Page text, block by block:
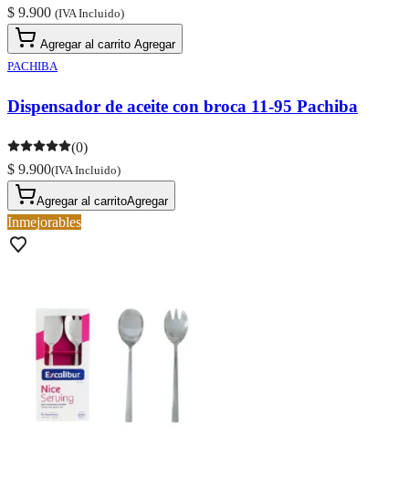
$ 9.900 (IVA Incluido)
Agregar al carrito Agregar
PACHIBA
Dispensador de aceite con broca 11-95 Pachiba
(0)
$ 9.900(IVA Incluido)
Agregar al carritoAgregar
Inmejorables